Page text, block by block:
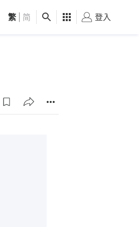
觀點 健康 好食玩飛
繁 简 登入